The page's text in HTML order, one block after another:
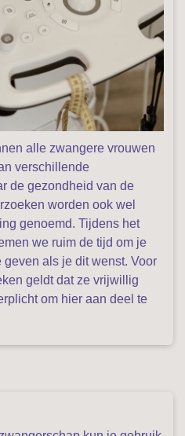
alle zwangere vrouwen
verschillende
de gezondheid van de
worden ook wel
genoemd. Tijdens het
we ruim de tijd om je
geven als je dit wenst. Voor
geldt dat ze vrijwillig
om hier aan deel te